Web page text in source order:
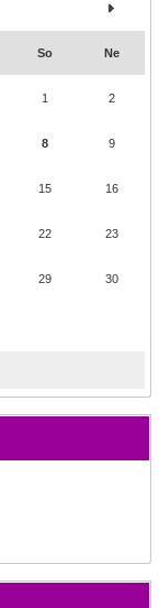
So Ne
1 2
8 9
15 16
22 23
29 30